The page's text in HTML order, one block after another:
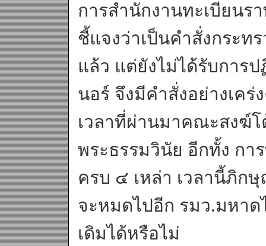
การสำนักงานทะเบียนร
ชี้แจงว่าเป็นคำสั่งกระ
แล้ว แต่ยังไม่ได้รับการ
นอร์ จึงมีคำสั่งอย่างเค
เวลาที่ผ่านมาคณะสงฆ์โ
พระธรรมวินัย อีกทั้ง กา
ครบ ๔ เหล่า เวลานี้ภิก
จะหมดไปอีก รมว.มหาด
เดิมได้หรือไม่